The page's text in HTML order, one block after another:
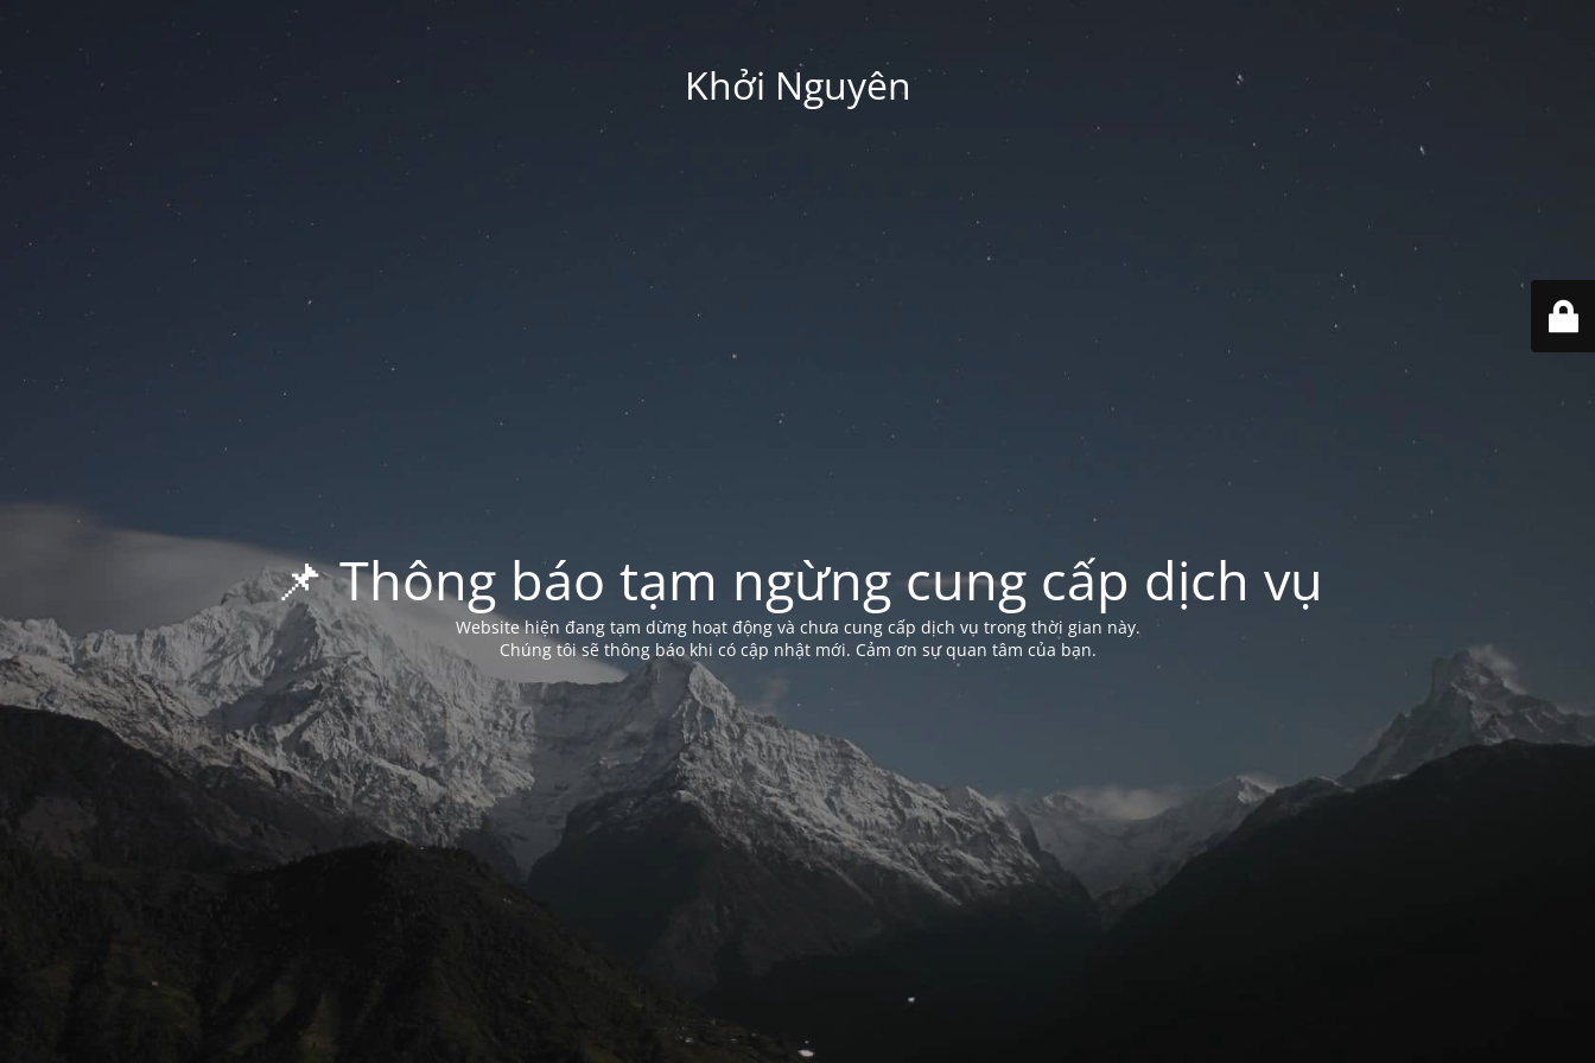
Khởi Nguyên
📌 Thông báo tạm ngừng cung cấp dịch vụ
Website hiện đang tạm dừng hoạt động và chưa cung cấp dịch vụ trong thời gian này.
Chúng tôi sẽ thông báo khi có cập nhật mới. Cảm ơn sự quan tâm của bạn.